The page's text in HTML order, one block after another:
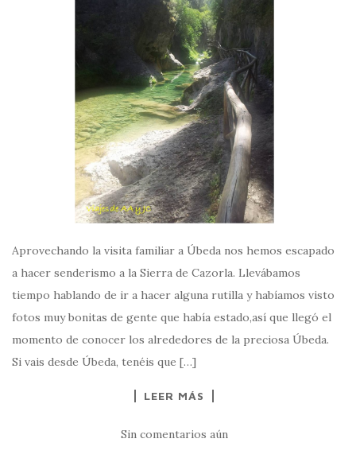
Aprovechando la visita familiar a Úbeda nos hemos escapado
a hacer senderismo a la Sierra de Cazorla. Llevábamos
tiempo hablando de ir a hacer alguna rutilla y habíamos visto
fotos muy bonitas de gente que había estado,así que llegó el
momento de conocer los alrededores de la preciosa Úbeda.
Si vais desde Úbeda, tenéis que […]
LEER MÁS
Sin comentarios aún